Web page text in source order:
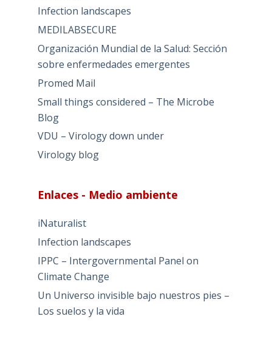
Infection landscapes
MEDILABSECURE
Organización Mundial de la Salud: Sección
sobre enfermedades emergentes
Promed Mail
Small things considered – The Microbe
Blog
VDU – Virology down under
Virology blog
Enlaces - Medio ambiente
iNaturalist
Infection landscapes
IPPC – Intergovernmental Panel on
Climate Change
Un Universo invisible bajo nuestros pies –
Los suelos y la vida